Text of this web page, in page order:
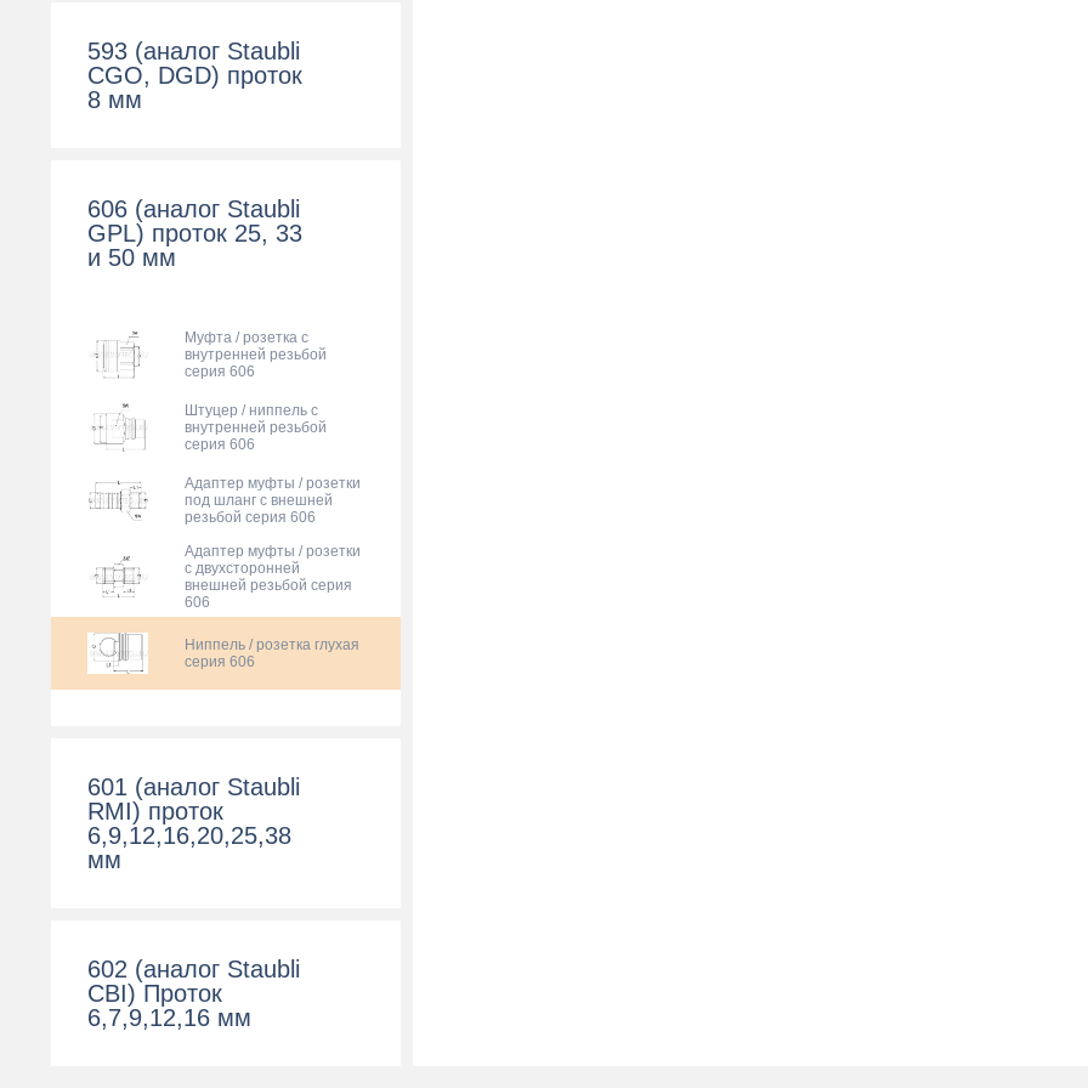
593 (аналог Staubli
CGO, DGD) проток
8 мм
606 (аналог Staubli
GPL) проток 25, 33
и 50 мм
Муфта / розетка с
внутренней резьбой
серия 606
Штуцер / ниппель с
внутренней резьбой
серия 606
Адаптер муфты / розетки
под шланг с внешней
резьбой серия 606
Адаптер муфты / розетки
c двухсторонней
внешней резьбой серия
606
Ниппель / розетка глухая
серия 606
601 (аналог Staubli
RMI) проток
6,9,12,16,20,25,38
мм
602 (аналог Staubli
CBI) Проток
6,7,9,12,16 мм